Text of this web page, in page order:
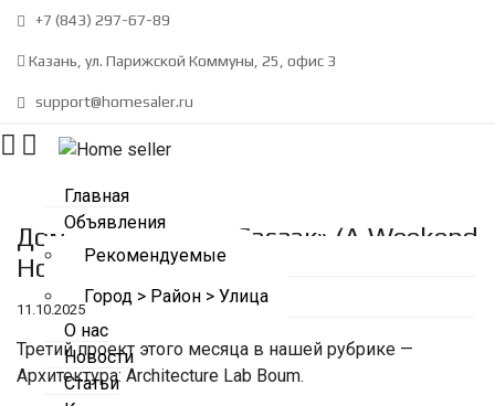
+7 (843) 297-67-89
Казань, ул. Парижской Коммуны, 25, офис 3
support@homesaler.ru
Главная
Объявления
Рекомендуемые
Город > Район > Улица
О нас
Новости
Статьи
Дом для отдыха «Сасаэк» (A Weekend
House) – Янпхён-Гун, Южная Корея
11.10.2025
Третий проект этого месяца в нашей рубрике —
Архитектура: Architecture Lab Boum.